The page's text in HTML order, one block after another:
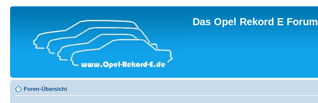
Das Opel Rekord E Forum
Foren-Übersicht